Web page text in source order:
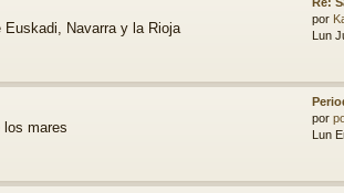
Navarra y la Rioja
por
Lun
los mares
por
Lun